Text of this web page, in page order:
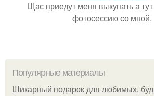
Щас приедут меня выкупать а
фотосессию со мной.
Популярные материалы
Шикарный подарок для любимых,